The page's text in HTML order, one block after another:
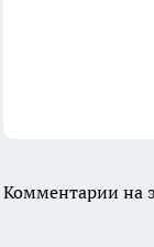
Комментарии на